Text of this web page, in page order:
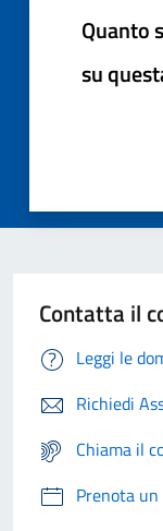
Quanto
su
Contatta il
Leggi le
Richiedi
Chiama il
Prenota